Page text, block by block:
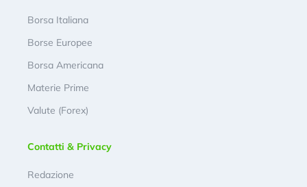
Borsa Italiana
Borse Europee
Borsa Americana
Materie Prime
Valute (Forex)
Contatti & Privacy
Redazione